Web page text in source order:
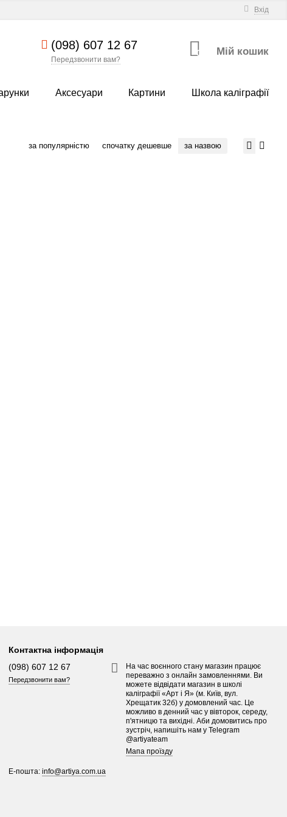
Вхід
(098) 607 12 67
Передзвонити вам?
0 Мій кошик
Аксесуари Картини Школа каліграфії
за популярністю спочатку дешевше за назвою
Контактна інформація
(098) 607 12 67
Передзвонити вам?
На час воєнного стану магазин працює
переважно з онлайн замовленнями. Ви
можете відвідати магазин в школі
каліграфії «Арт і Я» (м. Київ, вул.
Хрещатик 32б) у домовлений час. Це
можливо в денний час у вівторок, середу,
п'ятницю та вихідні. Аби домовитись про
зустріч, напишіть нам у Telegram
@artiyateam
Мапа проїзду
Е-пошта:info@artiya.com.ua